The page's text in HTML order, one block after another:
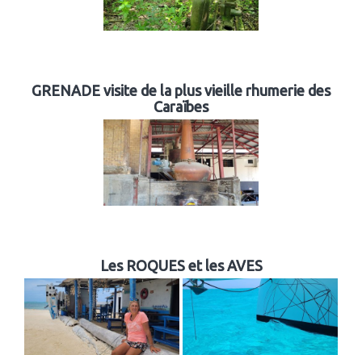
GRENADE visite de la plus vieille rhumerie des
Caraïbes
Les ROQUES et les AVES